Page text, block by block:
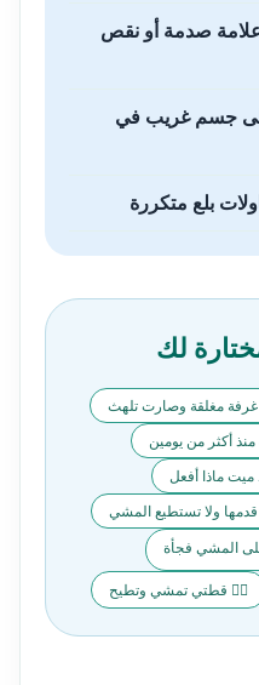
صدمة أو نقص
جسم غريب في
بلع متكررة
لك
مغلقة وصارت تلهث
أكثر من يومين
ماذا أفعل
ولا تستطيع المشي
المشي فجأة
🚶‍♂️ قطتي تمشي وتطيح